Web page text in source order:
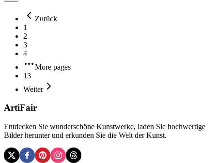
Zurück
1
2
3
4
More pages
13
Weiter
ArtiFair
Entdecken Sie wunderschöne Kunstwerke, laden Sie hochwertige
Bilder herunter und erkunden Sie die Welt der Kunst.